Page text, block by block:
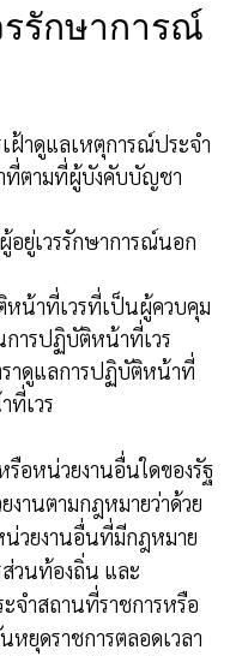
รักษาการณ์
เฝ้าดูแลเหตุการณ์ประจำ
ที่ตามที่ผู้บังคับบัญชา
อยู่เวรรักษาการณ์นอก
น้าที่เวรที่เป็นผู้ควบคุม
ารปฏิบัติหน้าที่เวร
าดูแลการปฏิบัติหน้าที่
ที่เวร
รือหน่วยงานอื่นใดของรัฐ
านตามกฎหมายว่าด้วย
น่วยงานอื่นที่มีกฎหมาย
วนท้องถิ่น และ
จำสถานที่ราชการหรือ
หยุดราชการตลอดเวลา